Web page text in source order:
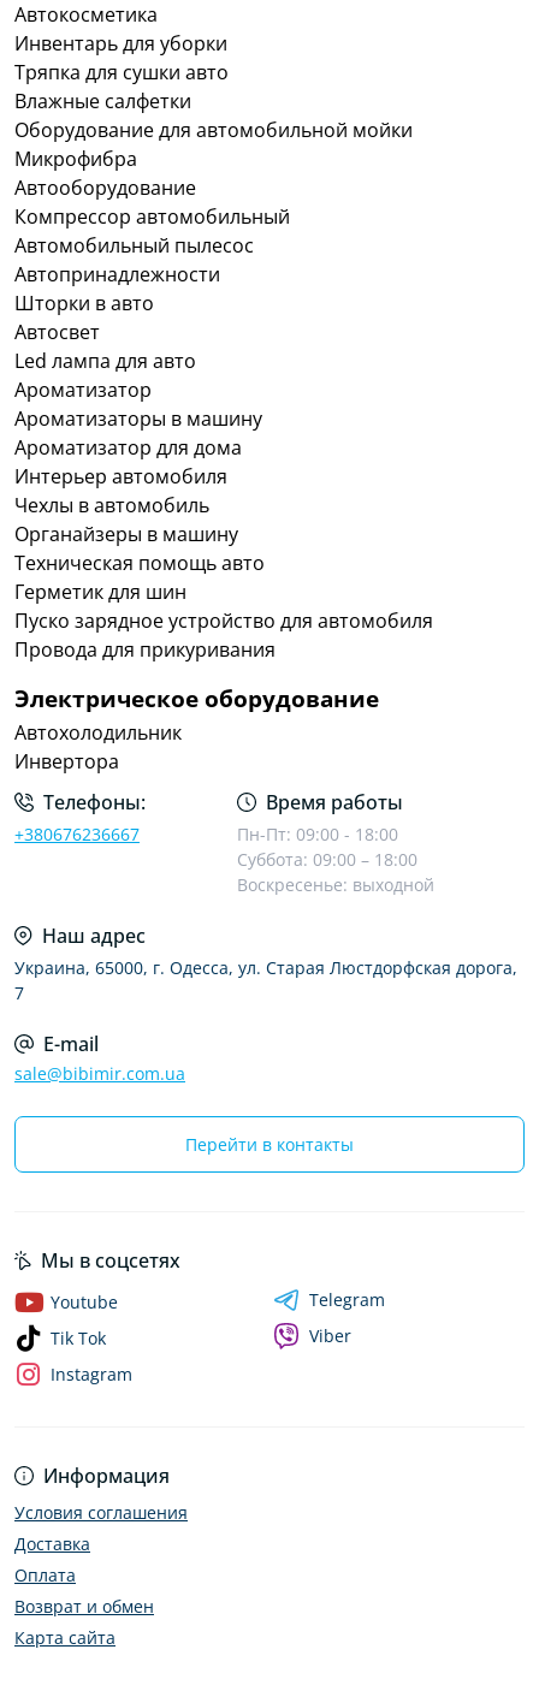
Автокосметика
Инвентарь для уборки
Тряпка для сушки авто
Влажные салфетки
Оборудование для автомобильной мойки
Микрофибра
Автооборудование
Компрессор автомобильный
Автомобильный пылесос
Автопринадлежности
Шторки в авто
Автосвет
Led лампа для авто
Ароматизатор
Ароматизаторы в машину
Ароматизатор для дома
Интерьер автомобиля
Чехлы в автомобиль
Органайзеры в машину
Техническая помощь авто
Герметик для шин
Пуско зарядное устройство для автомобиля
Провода для прикуривания
Электрическое оборудование
Автохолодильник
Инвертора
Телефоны:
+380676236667
Время работы
Пн-Пт: 09:00 - 18:00
Суббота: 09:00 – 18:00
Воскресенье: выходной
Наш адрес
Украина, 65000, г. Одесса, ул. Старая Люстдорфская дорога,
7
E-mail
sale@bibimir.com.ua
Перейти в контакты
Информация
Условия соглашения
Доставка
Оплата
Возврат и обмен
Карта сайта
Мы в соцсетях
Youtube
Tik Tok
Instagram
Telegram
Viber